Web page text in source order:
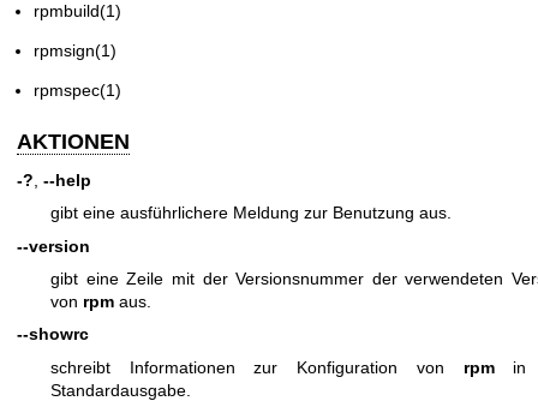
rpmbuild(1)
rpmsign(1)
rpmspec(1)
AKTIONEN
-? --help
gibt eine ausführlichere Meldung zur Benutzung aus.
--version
gibt eine Zeile mit der Versionsnummer der verwendeten
von rpm aus.
--showrc
schreibt Informationen zur Konfiguration von rpmin
Standardausgabe.